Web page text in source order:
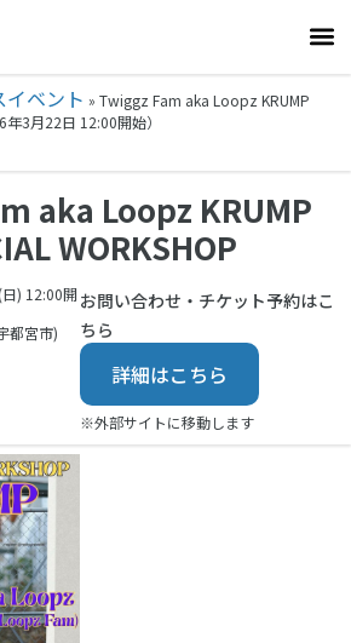
イベント » Twiggz Fam aka Loopz KRUMP
年3月22日 12:00開始）
aka Loopz KRUMP
WORKSHOP
) 12:00開
都宮市)
お問い合わせ・チケット予約はこ
ちら
詳細はこちら
※外部サイトに移動します